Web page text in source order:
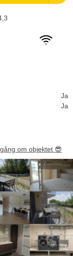
Ja
Ja
om objektet 😎